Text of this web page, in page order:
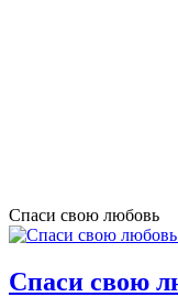
Спаси свою любовь
Спаси свою